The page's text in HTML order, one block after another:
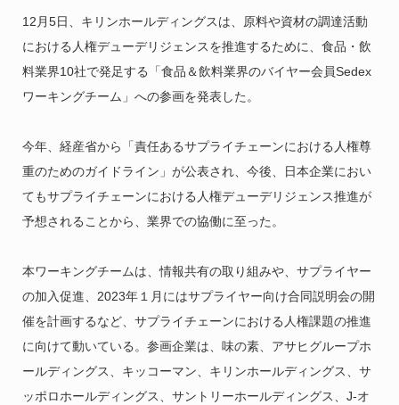
12月5日、キリンホールディングスは、原料や資材の調達活動
における人権デューデリジェンスを推進するために、食品・飲
料業界10社で発足する「食品＆飲料業界のバイヤー会員Sedex
ワーキングチーム」への参画を発表した。
今年、経産省から「責任あるサプライチェーンにおける人権尊
重のためのガイドライン」が公表され、今後、日本企業におい
てもサプライチェーンにおける人権デューデリジェンス推進が
予想されることから、業界での協働に至った。
本ワーキングチームは、情報共有の取り組みや、サプライヤー
の加入促進、2023年１月にはサプライヤー向け合同説明会の開
催を計画するなど、サプライチェーンにおける人権課題の推進
に向けて動いている。参画企業は、味の素、アサヒグループホ
ールディングス、キッコーマン、キリンホールディングス、サ
ッポロホールディングス、サントリーホールディングス、J-オ